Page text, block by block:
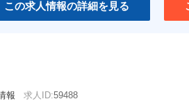
この求人情報の詳細を見る
報 求人ID:59488